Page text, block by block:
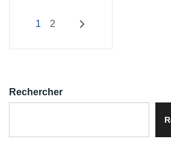
1 2
Rechercher